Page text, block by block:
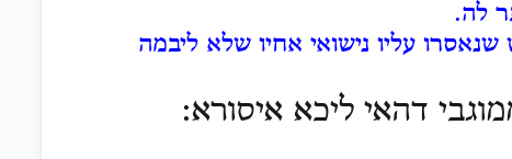
לה.
עליו נישואי אחיו שלא ליבמה
דהאי ליכא איסורא: